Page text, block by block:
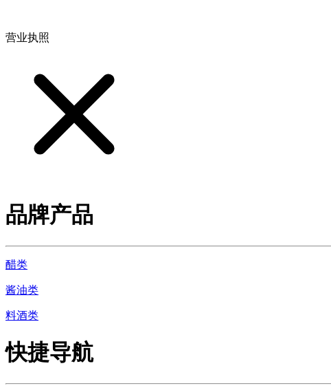
营业执照
品牌产品
醋类
酱油类
料酒类
快捷导航